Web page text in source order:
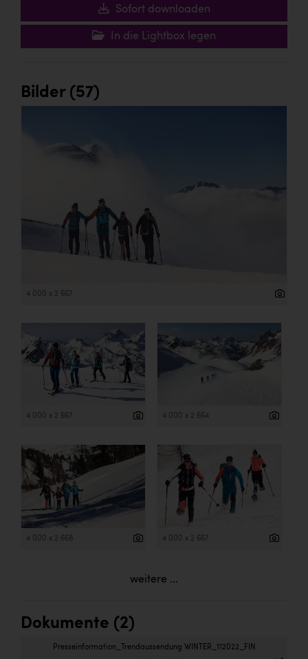
Sofort downloaden
In die Lightbox legen
Bilder (57)
4 000 x 2 667
4 000 x 2 667 4 000 x 2 664
4 000 x 2 668 4 000 x 2 667
weitere ...
Dokumente (2)
Presseinformation_Trendaussendung WINTER_112022_FIN